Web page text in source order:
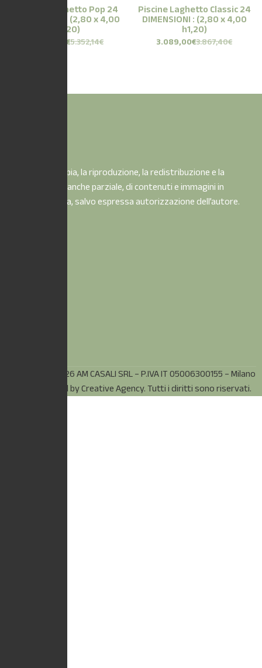
Piscine Laghetto Pop 24
DIMENSIONI : (2,80 x 4,00
h1,20)
5.352,14€
€
Piscine Laghetto Classic 24
DIMENSIONI : (2,80 x 4,00
h1,20)
3.867,40€
3.089,00€
È vietata la copia, la riproduzione, la redistribuzione e la
pubblicazione, anche parziale, di contenuti e immagini in
qualsiasi forma, salvo espressa autorizzazione dell’autore.
© Copyright 2026 AM CASALI SRL – P.IVA IT 05006300155 – Milano
(MI) – Powered byCreative Agency.Tutti i diritti sono riservati.